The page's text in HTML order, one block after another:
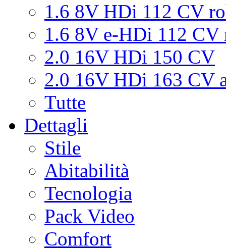
1.6 8V HDi 112 CV
1.6 8V e-HDi 112 CV
2.0 16V HDi 150 CV
2.0 16V HDi 163 CV
Tutte
Dettagli
Stile
Abitabilità
Tecnologia
Pack Video
Comfort